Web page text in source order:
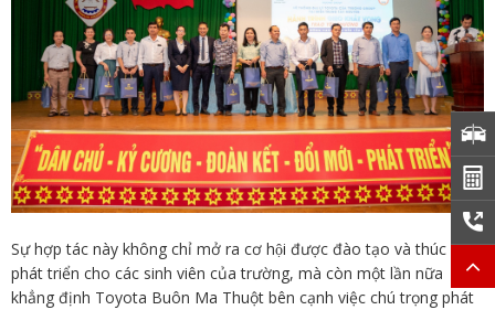
Sự hợp tác này không chỉ mở ra cơ hội được đào tạo và thúc đẩy
phát triển cho các sinh viên của trường, mà còn một lần nữa
khẳng định Toyota Buôn Ma Thuột bên cạnh việc chú trọng phát